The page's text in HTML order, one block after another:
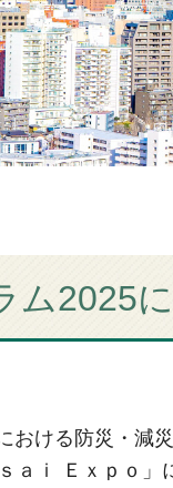
ム2025
おける防災・減
ａｉ Ｅｘｐｏ」